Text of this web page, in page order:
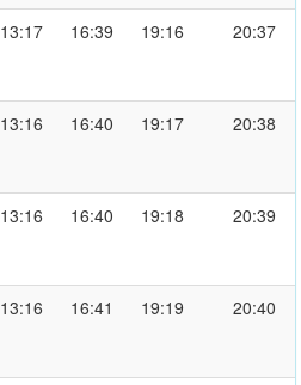
13:17 16:39 19:16 20:37
13:16 16:40 19:17 20:38
13:16 16:40 19:18 20:39
13:16 16:41 19:19 20:40